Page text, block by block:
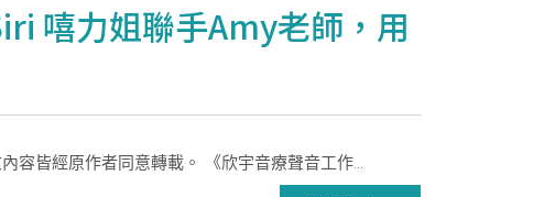
嘻力姐聯手Amy老師，用
容皆經原作者同意轉載。 《欣宇音療聲音工作...